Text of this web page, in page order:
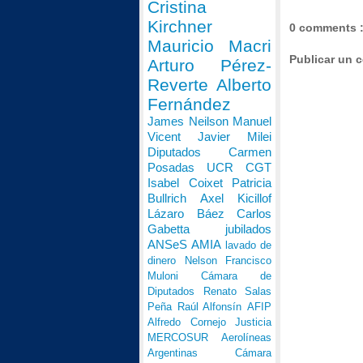
0 comments :
Publicar un
Cristina
Kirchner
Mauricio Macri
Arturo Pérez-
Reverte Alberto
Fernández
James Neilson Manuel
Vicent Javier Milei
Diputados Carmen
Posadas UCR CGT
Isabel Coixet Patricia
Bullrich Axel Kicillof
Lázaro Báez Carlos
Gabetta jubilados
ANSeSAMIA lavado de
dinero
Nelson Francisco
Muloni Cámara de
Diputados
Renato Salas
Peña Raúl AlfonsínAFIP
Alfredo Cornejo Justicia
MERCOSUR Aerolíneas
Argentinas Cámara